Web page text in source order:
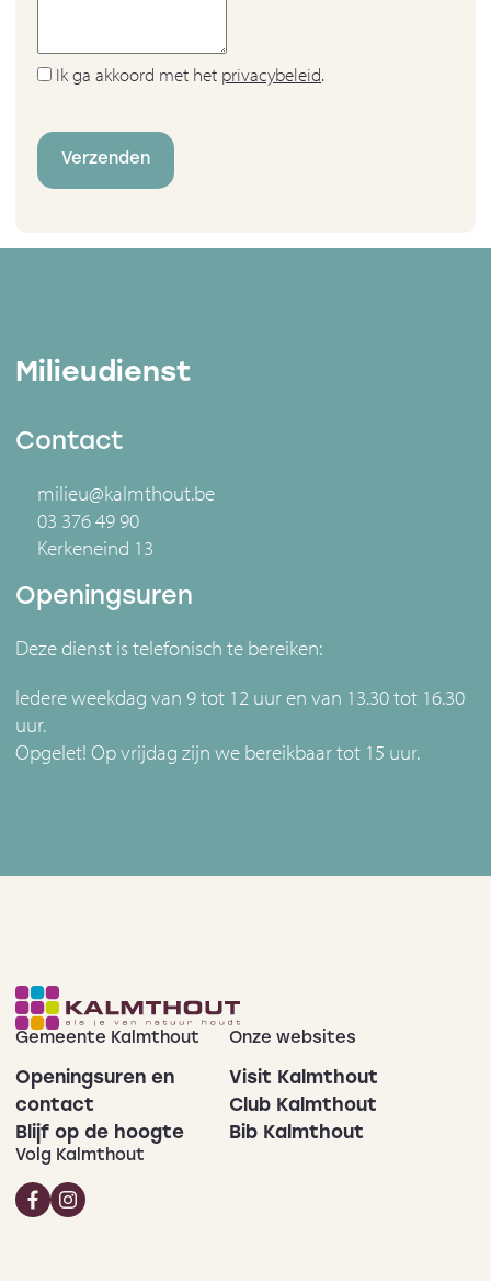
Ik ga akkoord met het privacybeleid.
Verzenden
Milieudienst
Contact
milieu@kalmthout.be
03 376 49 90
Kerkeneind 13
Openingsuren
Deze dienst is telefonisch te bereiken:
Iedere weekdag van 9 tot 12 uur en van 13.30 tot 16.30
uur.
Opgelet! Op vrijdag zijn we bereikbaar tot 15 uur.
Gemeente Kalmthout
Openingsuren en
contact
Blijf op de hoogte
Onze websites
Visit Kalmthout
Club Kalmthout
Bib Kalmthout
Volg Kalmthout